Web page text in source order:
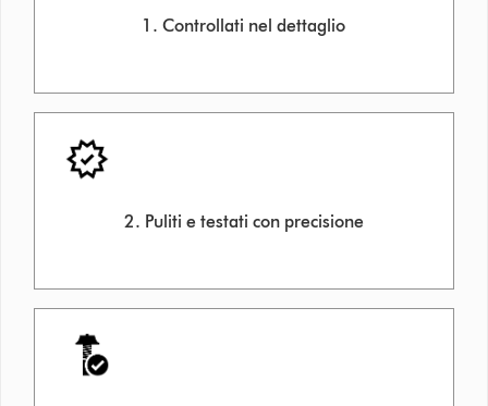
1. Controllati nel dettaglio
2. Puliti e testati con precisione